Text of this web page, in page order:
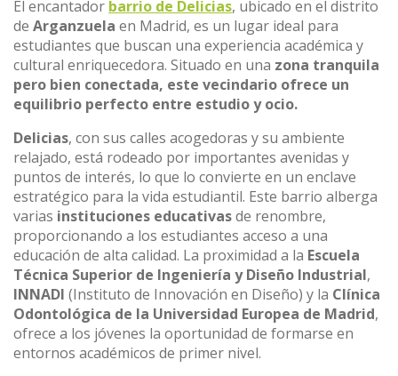
El encantador barrio de Delicias, ubicado en el distrito
de Arganzuela en Madrid, es un lugar ideal para
estudiantes que buscan una experiencia académica y
cultural enriquecedora. Situado en una zona tranquila
pero bien conectada, este vecindario ofrece un
equilibrio perfecto entre estudio y ocio.
Delicias, con sus calles acogedoras y su ambiente
relajado, está rodeado por importantes avenidas y
puntos de interés, lo que lo convierte en un enclave
estratégico para la vida estudiantil. Este barrio alberga
varias instituciones educativasde renombre,
proporcionando a los estudiantes acceso a una
educación de alta calidad. La proximidad a la Escuela
Técnica Superior de Ingeniería y Diseño Industrial,
INNADI (Instituto de Innovación en Diseño) y la Clínica
Odontológica de la Universidad Europea de Madrid,
ofrece a los jóvenes la oportunidad de formarse en
entornos académicos de primer nivel.